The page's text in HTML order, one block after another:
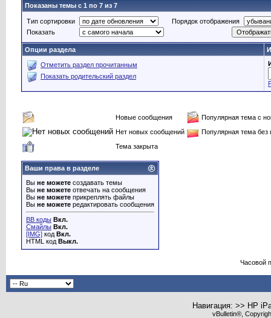
Показаны темы с 1 по 7 из 7
Тип сортировки
Порядок отображения
Показать
Опции раздела
Отметить раздел прочитанным
Показать родительский раздел
Новые сообщения
Популярная тема с
Нет новых сообщений
Популярная тема
Тема закрыта
Ваши права в разделе
Вы не можете создавать темы
Вы не можете отвечать на сообщения
Вы не можете прикреплять файлы
Вы не можете редактировать сообщения
BB коды Вкл.
Смайлы Вкл.
[IMG] код Вкл.
HTML код Выкл.
Часовой
Навигация: >> HP
vBulletin®,